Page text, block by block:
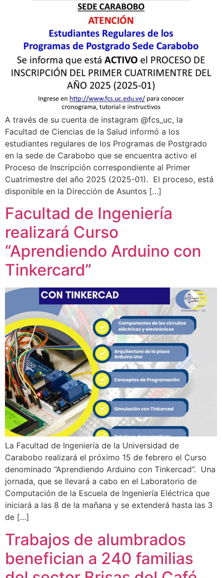
A través de su cuenta de instagram @fcs_uc, la
Facultad de Ciencias de la Salud informó a los
estudiantes regulares de los Programas de Postgrado
en la sede de Carabobo que se encuentra activo el
Proceso de Inscripción correspondiente al Primer
Cuatrimestre del año 2025 (2025-01). El proceso, está
disponible en la Dirección de Asuntos […]
Facultad de Ingeniería
realizará Curso
“Aprendiendo Arduino con
Tinkercard”
La Facultad de Ingeniería de la Universidad de
Carabobo realizará el próximo 15 de febrero el Curso
denominado “Aprendiendo Arduino con Tinkercad”. Una
jornada, que se llevará a cabo en el Laboratorio de
Computación de la Escuela de Ingeniería Eléctrica que
iniciará a las 8 de la mañana y se extenderá hasta las 3
de […]
Trabajos de alumbrados
benefician a 240 familias